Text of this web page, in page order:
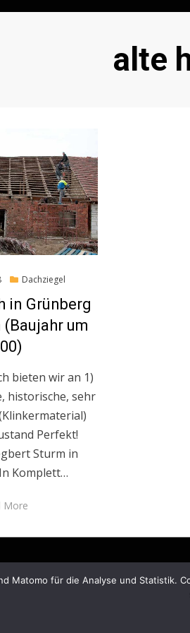
:
alte
Dachziegel
in Grünberg
um
bieten wir an 1)
historische, sehr
Perfekt!
Sturm in
Komplett…
More
©
Anther
Matomo für die Analyse und Statistik.